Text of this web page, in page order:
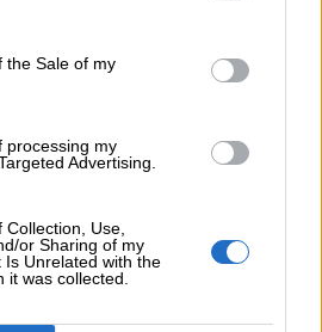
the Sale of my
processing my
Advertising.
Use,
or Sharing of my
Is Unrelated with the
it was collected.
και ο διπλασιασμός των κερδών της
Ιατρικής: «Σε πέντε χρόνια
που αναστέλλει την εξέλιξη του
προτάσεις και δράσεις με